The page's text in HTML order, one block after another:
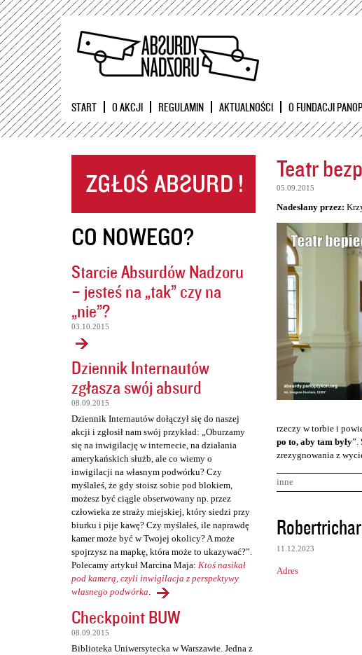
START O AKCJI REGULAMIN AKTUALNOŚCI O FUNDACJI
CO NOWEGO?
Starcie Absurdów Nadzoru
– jesteś na „tak” czy na
„nie”?
03.10.2015
Dziennik Internautów
zgłasza swój absurd
08.09.2015
Dziennik Internautów dołączył się do naszej
akcji i zgłosił nam swój przykład: „Oburzamy
się na inwigilację w internecie, na działania
amerykańskich służb, ale co wiemy o
inwigilacji na własnym podwórku? Czy
myślałeś, że gdy stoisz sobie pod blokiem,
możesz być ciągle obserwowany np. przez
człowieka ze straży miejskiej, który siedzi przy
biurku i pije kawę? Czy myślałeś, ile naprawdę
kamer może być w Twojej okolicy? A może
spojrzysz na mapkę, która może to ukazywać?”.
Polecamy artykuł Marcina Maja: Ktoś nasikał
pod kamerą, czyli inwigilacja z perspektywy
własnego podwórka.
Checkpoint BUW
08.09.2015
Biblioteka Uniwersytecka w Warszawie. Jedna z
Teatr
05.09.2015
Nadesłany przez:
rzeczy w torbie i
po to, aby tam były”.
zrezygnowania z
inne
K
o
m
e
11.12.2023
Adres